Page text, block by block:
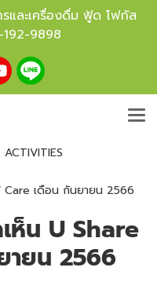
และเครื่องดื่ม ฟู้ด โฟกัส
9898
ACTIVITIES
Care เดือน กันยายน 2566
ห็น U Share
ายน 2566